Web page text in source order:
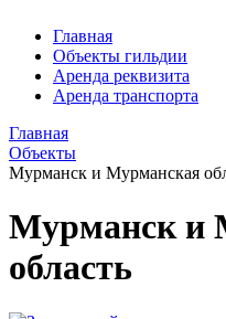
Главная
Объекты гильдии
Аренда реквизита
Аренда транспорта
Главная
Объекты
Мурманск и Мурманская
Мурманск и
область